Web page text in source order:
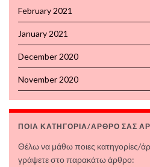
February 2021
January 2021
December 2020
November 2020
ΠΟΙΑ ΚΑΤΗΓΟΡΙΑ/ΑΡΘΡΟ ΣΑΣ
Θέλω να μάθω ποιες κατηγορίες/
γράψετε στο παρακάτω άρθρο: